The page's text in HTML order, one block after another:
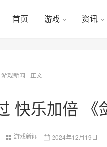
首页 游戏 资讯
游戏新闻 - 正文
快乐加倍 《
游戏新闻 2024年12月19日